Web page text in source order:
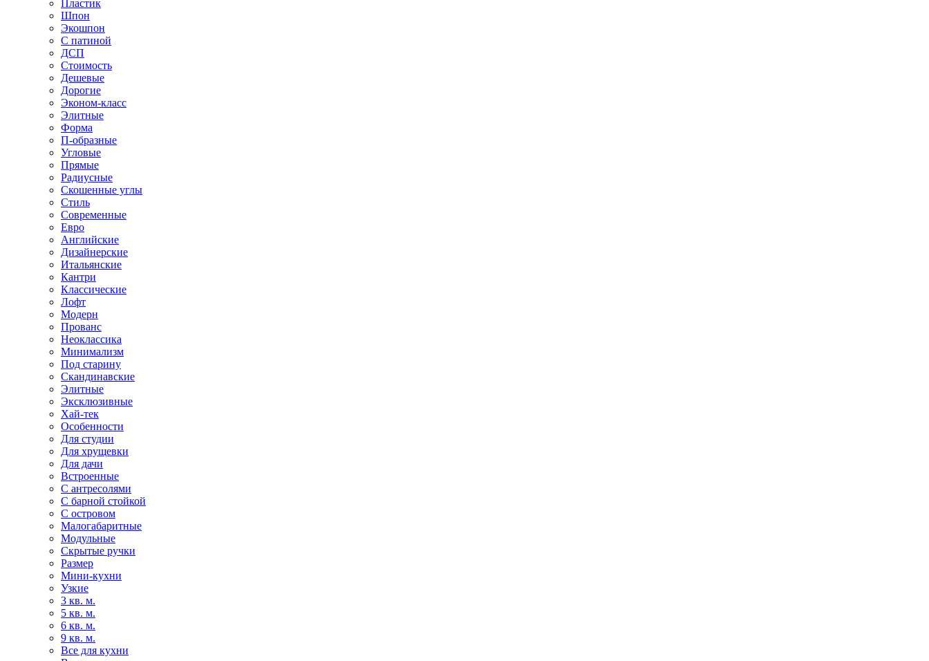
Пластик
Шпон
Экошпон
С патиной
ДСП
Стоимость
Дешевые
Дорогие
Эконом-класс
Элитные
Форма
П-образные
Угловые
Прямые
Радиусные
Скошенные углы
Стиль
Современные
Евро
Английские
Дизайнерские
Итальянские
Кантри
Классические
Лофт
Модерн
Прованс
Неоклассика
Минимализм
Под старину
Скандинавские
Элитные
Эксклюзивные
Хай-тек
Особенности
Для студии
Для хрущевки
Для дачи
Встроенные
С антресолями
С барной стойкой
С островом
Малогабаритные
Модульные
Скрытые ручки
Размер
Мини-кухни
Узкие
3 кв. м.
5 кв. м.
6 кв. м.
9 кв. м.
Все для кухни